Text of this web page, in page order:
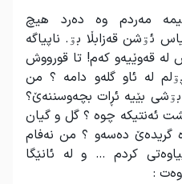
مەردم وە دەرد هیچ
ئۊشن قەزابڵا بۊ. ناپیاگە
لە قەوێیەو کەم! تا قورووش
لە ئاو گلەو دامە ؟ من
بێیە ئڕات بچەوسننەێ؟
ئەنتیکە چوە ؟ گل و گیان
گریدەێ دەسەو ؟ من نەفام
کردم … و لە ئانێگا
: